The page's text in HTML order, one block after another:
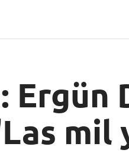
Ergün
mil